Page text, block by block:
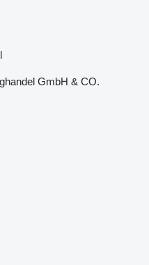
GmbH & CO.